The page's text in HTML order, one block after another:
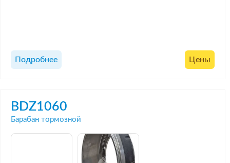
Подробнее Цены
BDZ1060
Барабан тормозной